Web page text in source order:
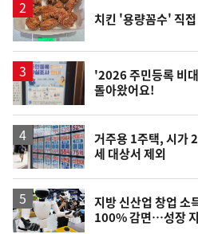
치킨 '용량꼼수' 직
'2026 주민등록 비
돌아왔어요!
거주용 1주택, 시가
세 대상서 제외
지방 신산업 창업 소
100% 감면…성장